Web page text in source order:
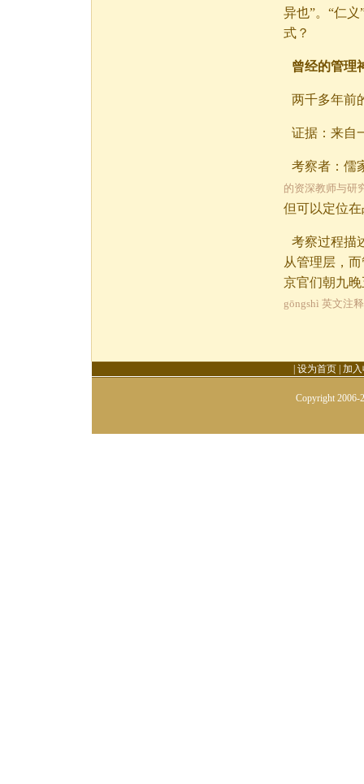
异也”。“仁
式？
曾经的管理
两千多年前
证据：来自
考察者：儒
的资深教师与研
但可以定位
考察过程描
从管理层，
京官们朝九
gōngshì 英文注
设为首页 加
Copyright